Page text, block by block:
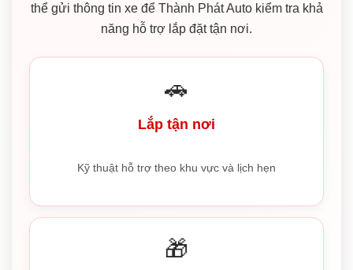
thể gửi thông tin xe để Thành Phát Auto kiểm tra khả
năng hỗ trợ lắp đặt tận nơi.
🚗
Lắp tận nơi
Kỹ thuật hỗ trợ theo khu vực và lịch hẹn
🎁